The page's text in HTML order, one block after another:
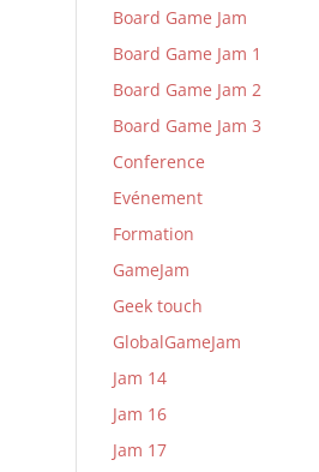
Board Game Jam
Board Game Jam 1
Board Game Jam 2
Board Game Jam 3
Conference
Evénement
Formation
GameJam
Geek touch
GlobalGameJam
Jam 14
Jam 16
Jam 17